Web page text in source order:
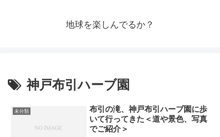
地球を楽しんでるか？
神戸布引ハーブ園
未分類
布引の滝、神戸布引ハーブ園に歩
いて行ってきた＜道や景色、写真
でご紹介＞